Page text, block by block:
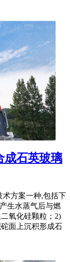
成石英玻璃
术方案一种,包括下
生水蒸气后与燃
氧化硅颗粒；2)
面上沉积形成石